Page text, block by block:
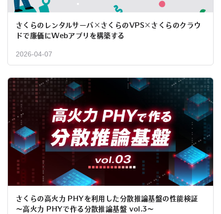
さくらのレンタルサーバ×さくらのVPS×さくらのクラウ
ドで廉価にWebアプリを構築する
2026-04-07
さくらの高火力 PHYを利用した分散推論基盤の性能検証
〜高火力 PHYで作る分散推論基盤 vol.3〜